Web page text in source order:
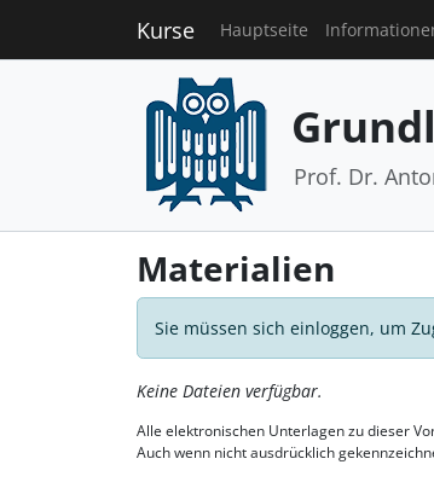
Kurse Hauptseite
Prof. Dr.
Materialien
Sie müssen sich einloggen, um
Keine Dateien verfügbar.
Alle elektronischen Unterlagen zu dieser
Auch wenn nicht ausdrücklich